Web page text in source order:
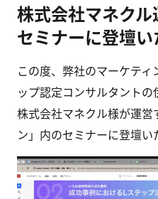
株式会社マネク
セミナーに登壇
この度、弊社のマーケテ
ップ認定コンサルタントの
株式会社マネクル様が運営
ン」内のセミナーに登壇い